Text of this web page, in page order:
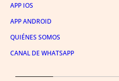
APP IOS
APP ANDROID
QUIÉNES SOMOS
CANAL DE WHATSAPP